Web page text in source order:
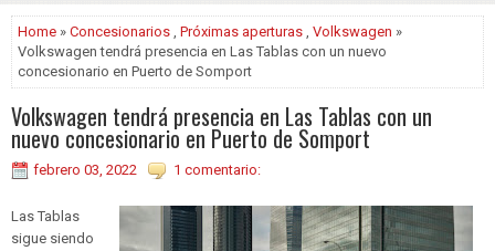
Home » Concesionarios , Próximas aperturas , Volkswagen »
Volkswagen tendrá presencia en Las Tablas con un nuevo
concesionario en Puerto de Somport
Volkswagen tendrá presencia en Las Tablas con un
nuevo concesionario en Puerto de Somport
febrero 03, 2022 1 comentario:
Las Tablas
sigue siendo